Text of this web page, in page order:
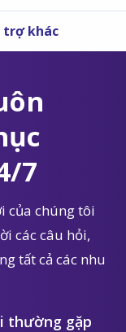
trợ khác
7
của chúng tôi
các câu hỏi,
tất cả các nhu
thường gặp